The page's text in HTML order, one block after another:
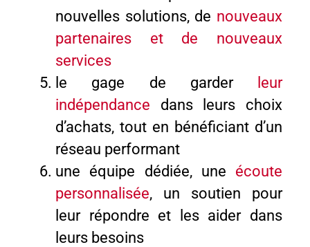
nouvelles solutions, de nouveaux
partenaireset de nouveaux
services
le gage de garder
leur
indépendance dans leurs choix
d’achats, tout en bénéficiant d’un
réseau performant
une équipe dédiée, une écoute
personnalisée, un soutien pour
leur répondre et les aider dans
leurs besoins